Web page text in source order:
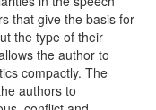
that give the basis for
the type of their
the author to
compactly. The
authors to